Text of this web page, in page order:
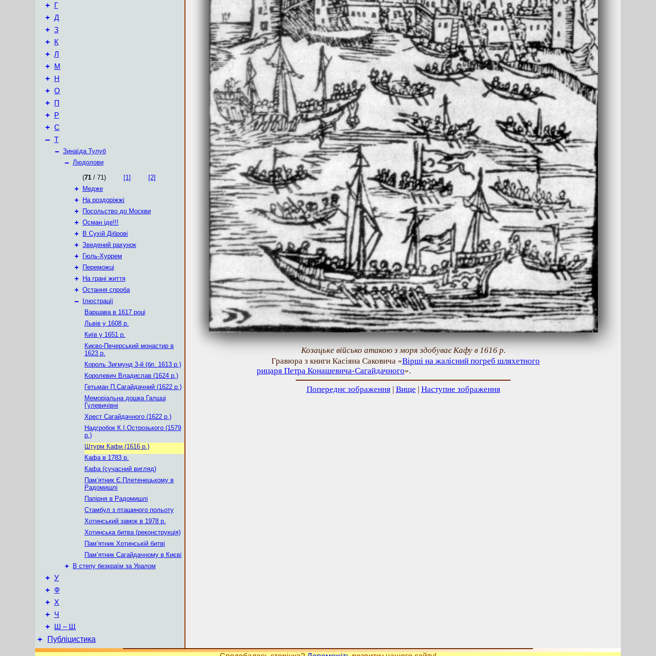
+ Г
+ Д
+ З
+ К
+ Л
+ М
+ Н
+ О
+ П
+ Р
+ С
– Т
– Зинаїда Тулуб
– Людолови
(71 / 71) [1]
[2]
+
Медже
+
На роздоріжжі
+
Посольство до Москви
+ Осман іде!!!
+
В Сухій Діброві
+ Зведений рахунок
+
Гюль-Хуррем
+
Переможці
+
На грані життя
+ Остання спроба
–
Ілюстрації
Варшава в 1617 році
Львів у 1608 р.
Київ у 1651 р.
Києво-Печерський монастир в
1623 р.
Король Зигмунд 3-й (бл. 1613 р.)
Королевич Владислав (1624 р.)
Гетьман П.Сагайдачний (1622 р.)
Меморіальна дошка Галшці
Гулевичівні
Хрест Сагайдачного (1622 р.)
Надгробок К.І.Острозького (1579
р.)
Штурм Кафи (1616 р.)
Кафа в 1783 р.
Кафа (сучасний вигляд)
Пам’ятник Є.Плетенецькому в
Радомишлі
Папірня в Радомишлі
Стамбул з пташиного польоту
Хотинський замок в 1978 р.
Хотинська битва (реконструкція)
Пам’ятник Хотинській битві
Пам’ятник Сагайдачному в Києві
+
В степу безкраїм за Уралом
+ У
+ Ф
+ Х
+ Ч
+ Ш – Щ
+ Публіцистика
Козацьке військо атакою з моря здобуває Кафу в 1616 р.
Гравюра з книги Касіяна Саковича «Вірші на жалісний погреб шляхетного
рицаря Петра Конашевича-Сагайдачного».
Попереднє зображення| Вище | Наступне зображення